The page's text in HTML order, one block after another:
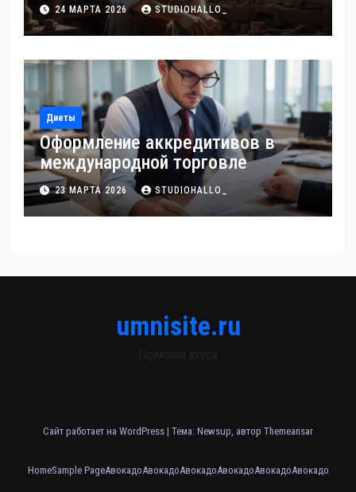
24 МАРТА 2026 STUDIOHALLO_
Диеты
Оформление аккредитивов в
международной торговле
23 МАРТА 2026 STUDIOHALLO_
umnisite.ru
Гармония вкуса
Сайт работает на WordPress | Тема: Newsup, автор Themeansar
HomeSample PageАвокадоАвокадоАвокадоАвокадоАвокадоАвокадо